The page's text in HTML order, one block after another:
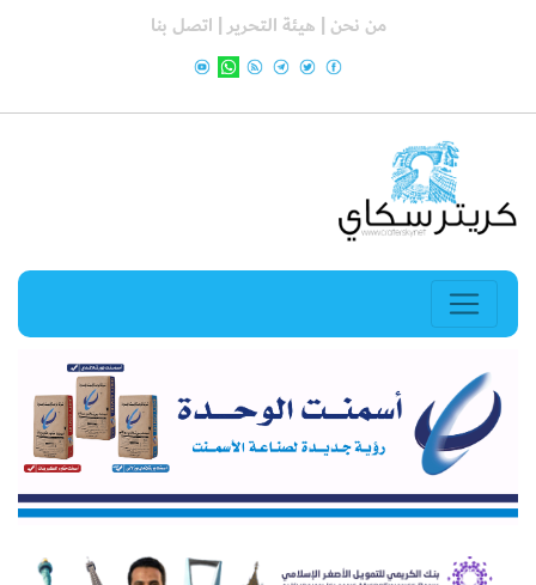
من نحن | هيئة التحرير | اتصل بنا